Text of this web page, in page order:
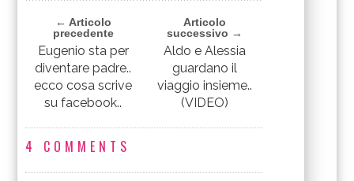
← Articolo
precedente
Eugenio sta per
diventare padre..
ecco cosa scrive
su facebook..
Articolo
successivo →
Aldo e Alessia
guardano il
viaggio insieme..
(VIDEO)
4 COMMENTS